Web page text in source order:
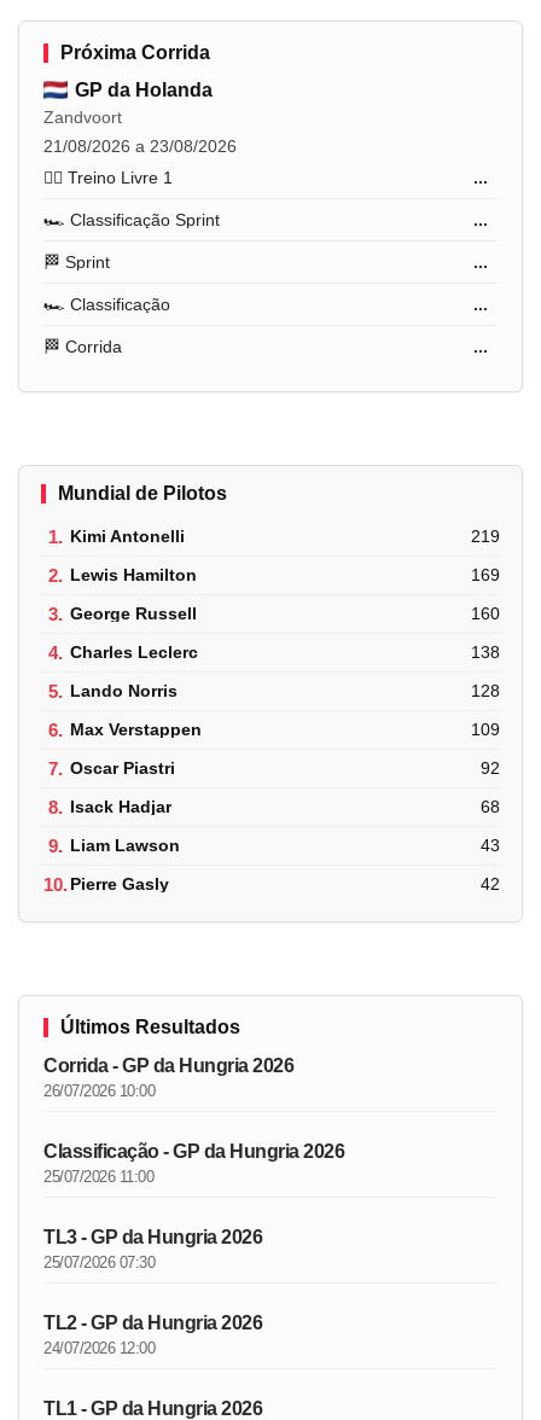
Próxima Corrida
GP da Holanda
Zandvoort
21/08/2026 a 23/08/2026
🏋️‍♂️ Treino Livre 1
...
🏎️ Classificação Sprint ...
🏁 Sprint ...
🏎️ Classificação ...
🏁 Corrida ...
Mundial de Pilotos
1. Kimi Antonelli 219
2. Lewis Hamilton 169
3. George Russell 160
4. Charles Leclerc 138
5. Lando Norris 128
6. Max Verstappen 109
7. Oscar Piastri 92
8. Isack Hadjar 68
9. Liam Lawson 43
10.Pierre Gasly 42
Últimos Resultados
Corrida - GP da Hungria 2026
26/07/2026 10:00
Classificação - GP da Hungria 2026
25/07/2026 11:00
TL3 - GP da Hungria 2026
25/07/2026 07:30
TL2 - GP da Hungria 2026
24/07/2026 12:00
TL1 - GP da Hungria 2026